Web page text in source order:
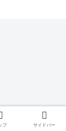
プ サイドバー